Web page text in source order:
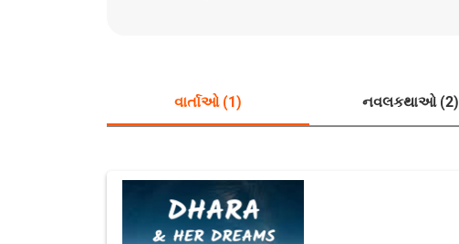
વાર્તાઓ (1) નવલકથાઓ (2)